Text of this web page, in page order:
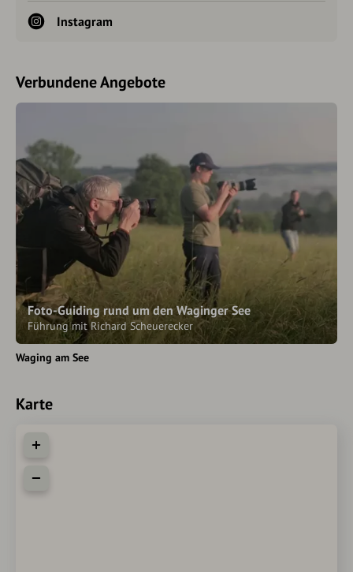
Instagram
Verbundene Angebote
Foto-Guiding rund um den Waginger See
Führung mit Richard Scheuerecker
Waging am See
Karte